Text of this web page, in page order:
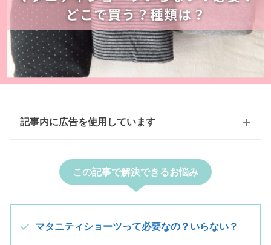
記事内に広告を使用しています
この記事で解決できるお悩み
マタニティショーツって必要なの？いらない？